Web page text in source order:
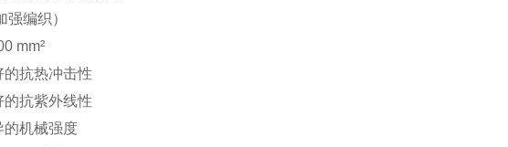
强编织）
mm²
的抗热冲击性
的抗紫外线性
的机械强度